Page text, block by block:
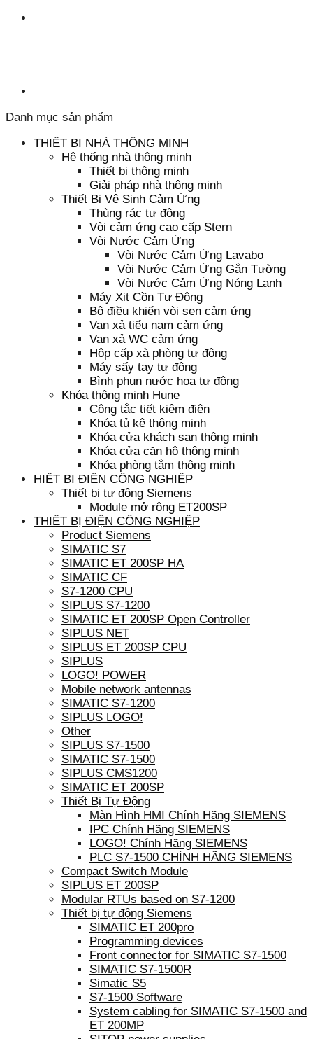
Danh mục sản phẩm
THIẾT BỊ NHÀ THÔNG MINH
Hệ thống nhà thông minh
Thiết bị thông minh
Giải pháp nhà thông minh
Thiết Bị Vệ Sinh Cảm Ứng
Thùng rác tự động
Vòi cảm ứng cao cấp Stern
Vòi Nước Cảm Ứng
Vòi Nước Cảm Ứng Lavabo
Vòi Nước Cảm Ứng Gắn Tường
Vòi Nước Cảm Ứng Nóng Lạnh
Máy Xịt Cồn Tự Động
Bộ điều khiển vòi sen cảm ứng
Van xả tiểu nam cảm ứng
Van xả WC cảm ứng
Hộp cấp xà phòng tự động
Máy sấy tay tự động
Bình phun nước hoa tự động
Khóa thông minh Hune
Công tắc tiết kiệm điện
Khóa tủ kệ thông minh
Khóa cửa khách sạn thông minh
Khóa cửa căn hộ thông minh
Khóa phòng tắm thông minh
HIẾT BỊ ĐIỆN CÔNG NGHIỆP
Thiết bị tự động Siemens
Module mở rộng ET200SP
THIẾT BỊ ĐIỆN CÔNG NGHIỆP
Product Siemens
SIMATIC S7
SIMATIC ET 200SP HA
SIMATIC CF
S7-1200 CPU
SIPLUS S7-1200
SIMATIC ET 200SP Open Controller
SIPLUS NET
SIPLUS ET 200SP CPU
SIPLUS
LOGO! POWER
Mobile network antennas
SIMATIC S7-1200
SIPLUS LOGO!
Other
SIPLUS S7-1500
SIMATIC S7-1500
SIPLUS CMS1200
SIMATIC ET 200SP
Thiết Bị Tự Động
Màn Hình HMI Chính Hãng SIEMENS
IPC Chính Hãng SIEMENS
LOGO! Chính Hãng SIEMENS
PLC S7-1500 CHÍNH HÃNG SIEMENS
Compact Switch Module
SIPLUS ET 200SP
Modular RTUs based on S7-1200
Thiết bị tự động Siemens
SIMATIC ET 200pro
Programming devices
Front connector for SIMATIC S7-1500
SIMATIC S7-1500R
Simatic S5
S7-1500 Software
System cabling for SIMATIC S7-1500 and
ET 200MP